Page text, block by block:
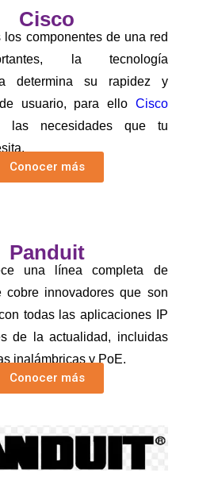
Cisco
los componentes de una red
la tecnología
determina su rapidez y
usuario, para ello Cisco
las necesidades que tu
Conocer más
Panduit
una línea completa de
cobre innovadores que son
todas las aplicaciones IP
de la actualidad, incluidas
inalámbricas y PoE.
Conocer más